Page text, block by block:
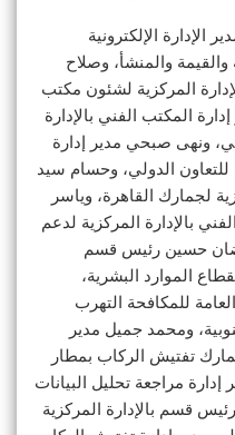
الإدارة الإلكترونية
والقيمة والمنشأ، وصلاح
المركزية لشئون مكتب
المكتب الفني بالإدارة
ونهى صبحي مدير إدارة
للتعاون الدولي، وحسام سيد
لجمارك القاهرة، وياسر
بالإدارة المركزية لدعم
حسين رئيس قسم
الموارد البشرية،
للمكافحة التهرب
ومحمد جميل مدير
تفتيش الركاب بمطار
مراجعة تحليل البيانات
قسم بالإدارة المركزية